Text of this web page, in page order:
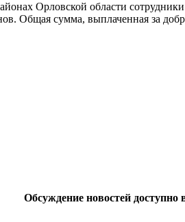
Орловской области
Общая сумма, выплаченная за
Обсуждение новостей доступно